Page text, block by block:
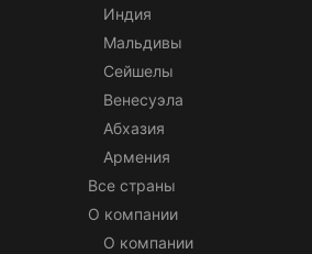
Индия
Мальдивы
Сейшелы
Венесуэла
Абхазия
Армения
Все страны
О компании
О компании